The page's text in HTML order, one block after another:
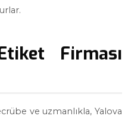
Firması
ve uzmanlıkla, Yalova